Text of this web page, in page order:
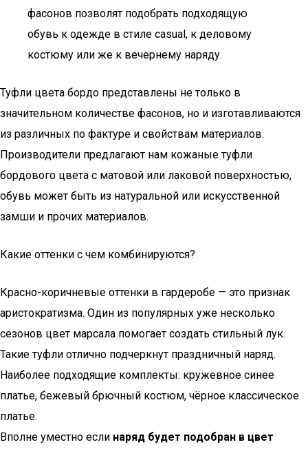
фасонов позволят подобрать подходящую
обувь к одежде в стиле casual, к деловому
костюму или же к вечернему наряду.
Туфли цвета бордо представлены не только в
значительном количестве фасонов, но и изготавливаются
из различных по фактуре и свойствам материалов.
Производители предлагают нам кожаные туфли
бордового цвета с матовой или лаковой поверхностью,
обувь может быть из натуральной или искусственной
замши и прочих материалов.
Какие оттенки с чем комбинируются?
Красно-коричневые оттенки в гардеробе — это признак
аристократизма. Один из популярных уже несколько
сезонов цвет марсала помогает создать стильный лук.
Такие туфли отлично подчеркнут праздничный наряд.
Наиболее подходящие комплекты: кружевное синее
платье, бежевый брючный костюм, чёрное классическое
платье.
Вполне уместно если наряд будет подобран в цвет